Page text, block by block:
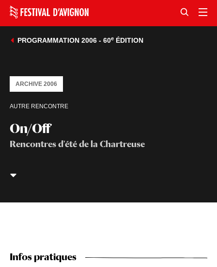
PROGRAMMATION 2006 - 60eÉDITION
On/Off
Rencontres d'été de la Chartreuse
AUTRE RENCONTRE
ARCHIVE 2006
Infos pratiques